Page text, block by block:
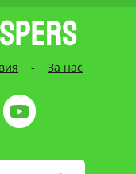
- За нас